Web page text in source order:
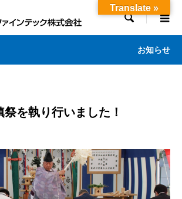

お知らせ
祭を執り行いました！
Translate »